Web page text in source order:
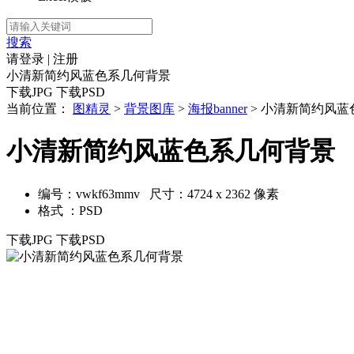
搜索
请登录 | 注册
小清新简约风蓝色系几何背景
下载JPG 下载PSD
当前位置：
图精灵 > 背景图库 > 海报banner> 小清新简约风蓝
小清新简约风蓝色系几何背景
编号：vwkf63mmv 尺寸：4724 x 2362 像素
格式 ：PSD
下载JPG 下载PSD